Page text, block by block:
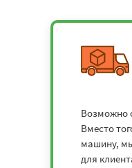
Возможно
Вместо
машину,
для